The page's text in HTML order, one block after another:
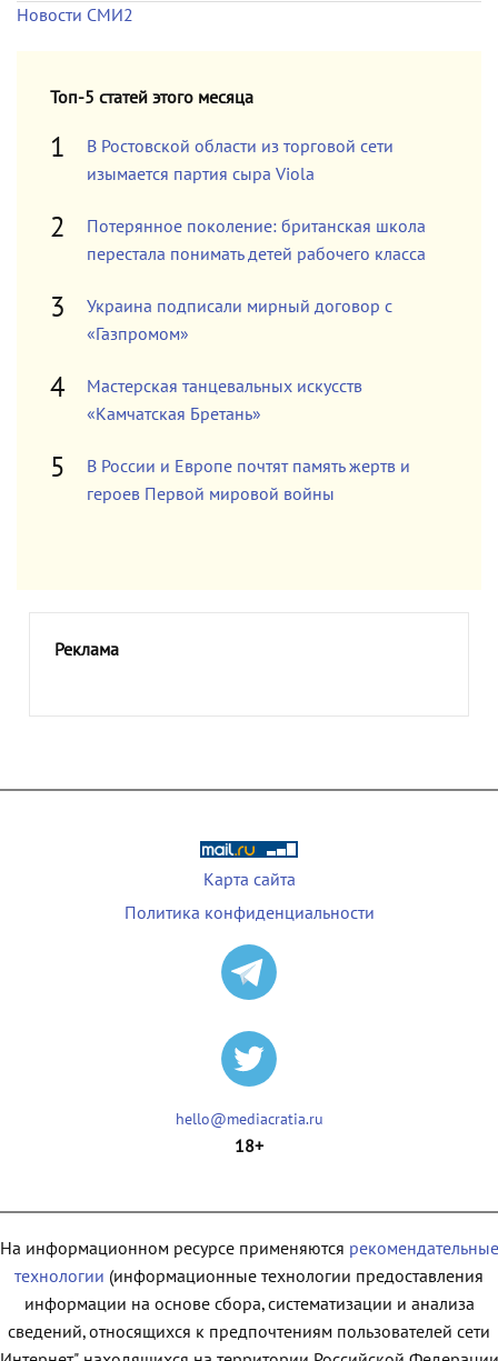
Новости СМИ2
Топ-5 статей этого месяца
В Ростовской области из торговой сети
изымается партия сыра Viola
Потерянное поколение: британская школа
перестала понимать детей рабочего класса
Украина подписали мирный договор с
«Газпромом»
Мастерская танцевальных искусств
«Камчатская Бретань»
В России и Европе почтят память жертв и
героев Первой мировой войны
Реклама
Карта сайта
Политика конфиденциальности
hello@mediacratia.ru
18+
На информационном ресурсе применяются рекомендательные
технологии (информационные технологии предоставления
информации на основе сбора, систематизации и анализа
сведений, относящихся к предпочтениям пользователей сети